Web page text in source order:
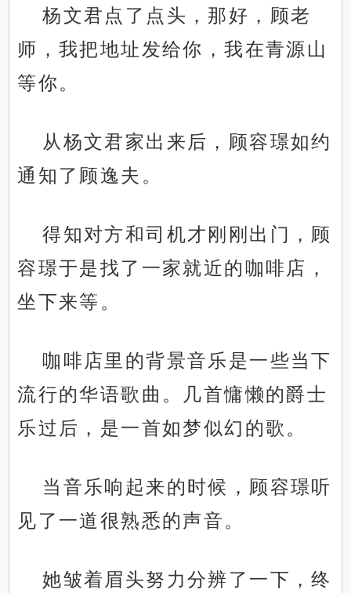
杨文君点了点头，那好，顾老
师，我把地址发给你，我在青源山
等你。
从杨文君家出来后，顾容璟如约
通知了顾逸夫。
得知对方和司机才刚刚出门，顾
容璟于是找了一家就近的咖啡店，
坐下来等。
咖啡店里的背景音乐是一些当下
流行的华语歌曲。几首慵懒的爵士
乐过后，是一首如梦似幻的歌。
当音乐响起来的时候，顾容璟听
见了一道很熟悉的声音。
她皱着眉头努力分辨了一下，终